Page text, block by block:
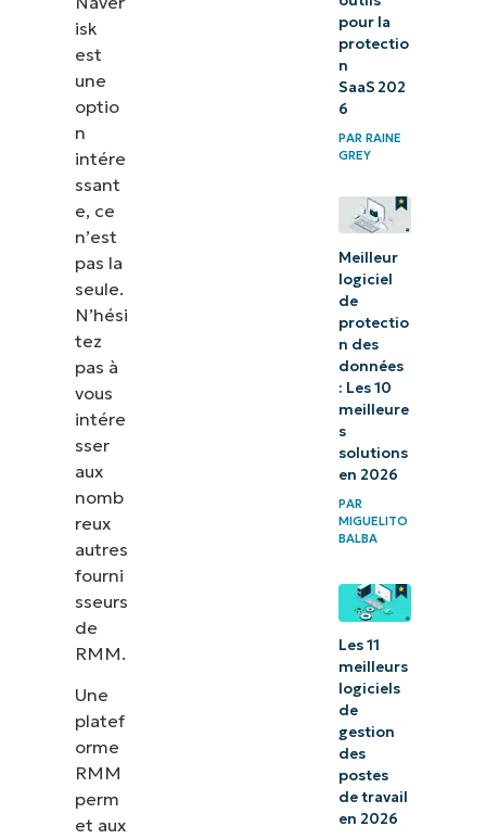
isk
est
une
optio
n
intére
ssant
e, ce
n’est
pas la
seule.
N’hési
tez
pas à
vous
intére
sser
aux
nomb
reux
autres
fourni
sseurs
de
RMM.
Une
platef
orme
RMM
perm
et aux
pour la
protectio
n
SaaS 202
6
PAR RAINE
GREY
Meilleur
logiciel
de
protectio
n des
données
: Les 10
meilleure
s
solutions
en 2026
PAR
MIGUELITO
BALBA
Les 11
meilleurs
logiciels
de
gestion
des
postes
de travail
en 2026